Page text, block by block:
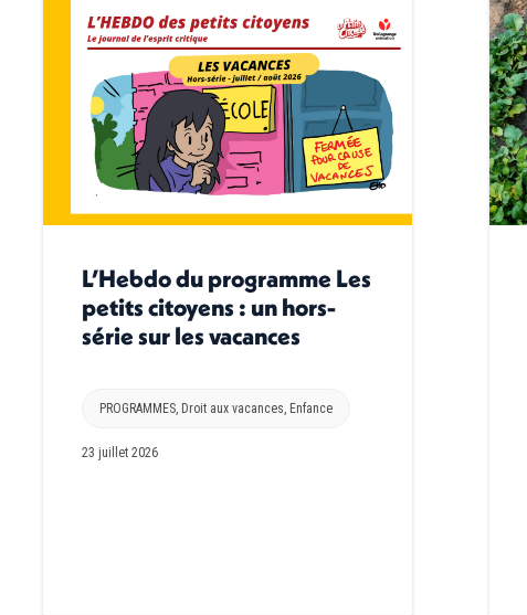
L’Hebdo du programme Les
petits citoyens : un hors-
série sur les vacances
PROGRAMMES Droit aux vacances Enfance
23 juillet 2026